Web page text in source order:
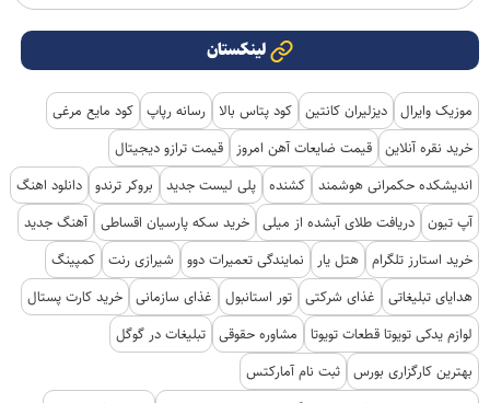
لینکستان
موزیک وایرال دیزلیران کانتین کود پتاس بالا رسانه رپاپ کود مایع مرغی
خرید نقره آنلاین قیمت ضایعات آهن امروز
قیمت ترازو دیجیتال
اندیشکده حکمرانی هوشمند کشنده پلی لیست جدید بروکر ترندو دانلود اهنگ
آپ تیون دریافت طلای آبشده از میلی خرید سکه پارسیان اقساطی آهنگ جدید
خرید استارز تلگرام هتل یار نمایندگی تعمیرات دوو شیرازی رنت کمپینگ
هدایای تبلیغاتی
غذای شرکتی تور استانبول غذای سازمانی خرید کارت پستال
لوازم یدکی تویوتا قطعات تویوتا
مشاوره حقوقی تبلیغات در گوگل
بهترین کارگزاری بورس ثبت نام آمارکتس